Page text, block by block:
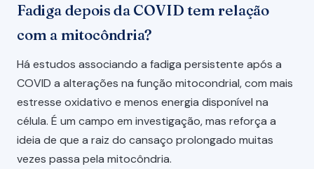
Fadiga depois da COVID tem relação
com a mitocôndria?
Há estudos associando a fadiga persistente após a
COVID a alterações na função mitocondrial, com mais
estresse oxidativo e menos energia disponível na
célula. É um campo em investigação, mas reforça a
ideia de que a raiz do cansaço prolongado muitas
vezes passa pela mitocôndria.